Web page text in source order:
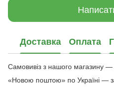
Доставка Оплата
Самовивіз з нашого магазину —
«Новою поштою» по Україні —